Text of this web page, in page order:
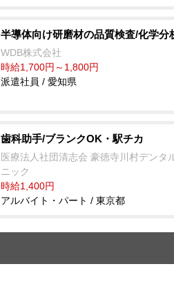
半導体向け研磨材の品質検査/化学分
WDB株式会社
時給1,700円～1,800円
派遣社員 / 愛知県
歯科助手/ブランクOK・駅チカ
医療法人社団清志会 豪徳寺川村デンタ
ニック
時給1,400円
アルバイト・パート / 東京都